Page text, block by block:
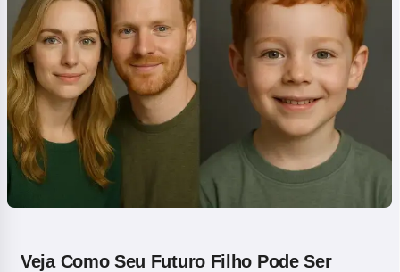
Veja Como Seu Futuro Filho Pode Ser